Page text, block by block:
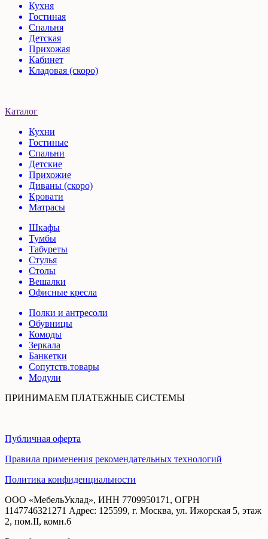
Кухня
Гостиная
Спальня
Детская
Прихожая
Кабинет
Кладовая (скоро)
Каталог
Кухни
Гостиные
Спальни
Детские
Прихожие
Диваны (скоро)
Кровати
Матрасы
Шкафы
Тумбы
Табуреты
Стулья
Столы
Вешалки
Офисные кресла
Полки и антресоли
Обувницы
Комоды
Зеркала
Банкетки
Сопутств.товары
Модули
ПРИНИМАЕМ ПЛАТЕЖНЫЕ СИСТЕМЫ
Публичная оферта
Правила применения рекомендательных технологий
Политика конфиденциальности
ООО «МебельУклад», ИНН 7709950171, ОГРН
1147746321271 Адрес: 125599, г. Москва, ул. Ижорская 5, этаж
2, пом.II, комн.6